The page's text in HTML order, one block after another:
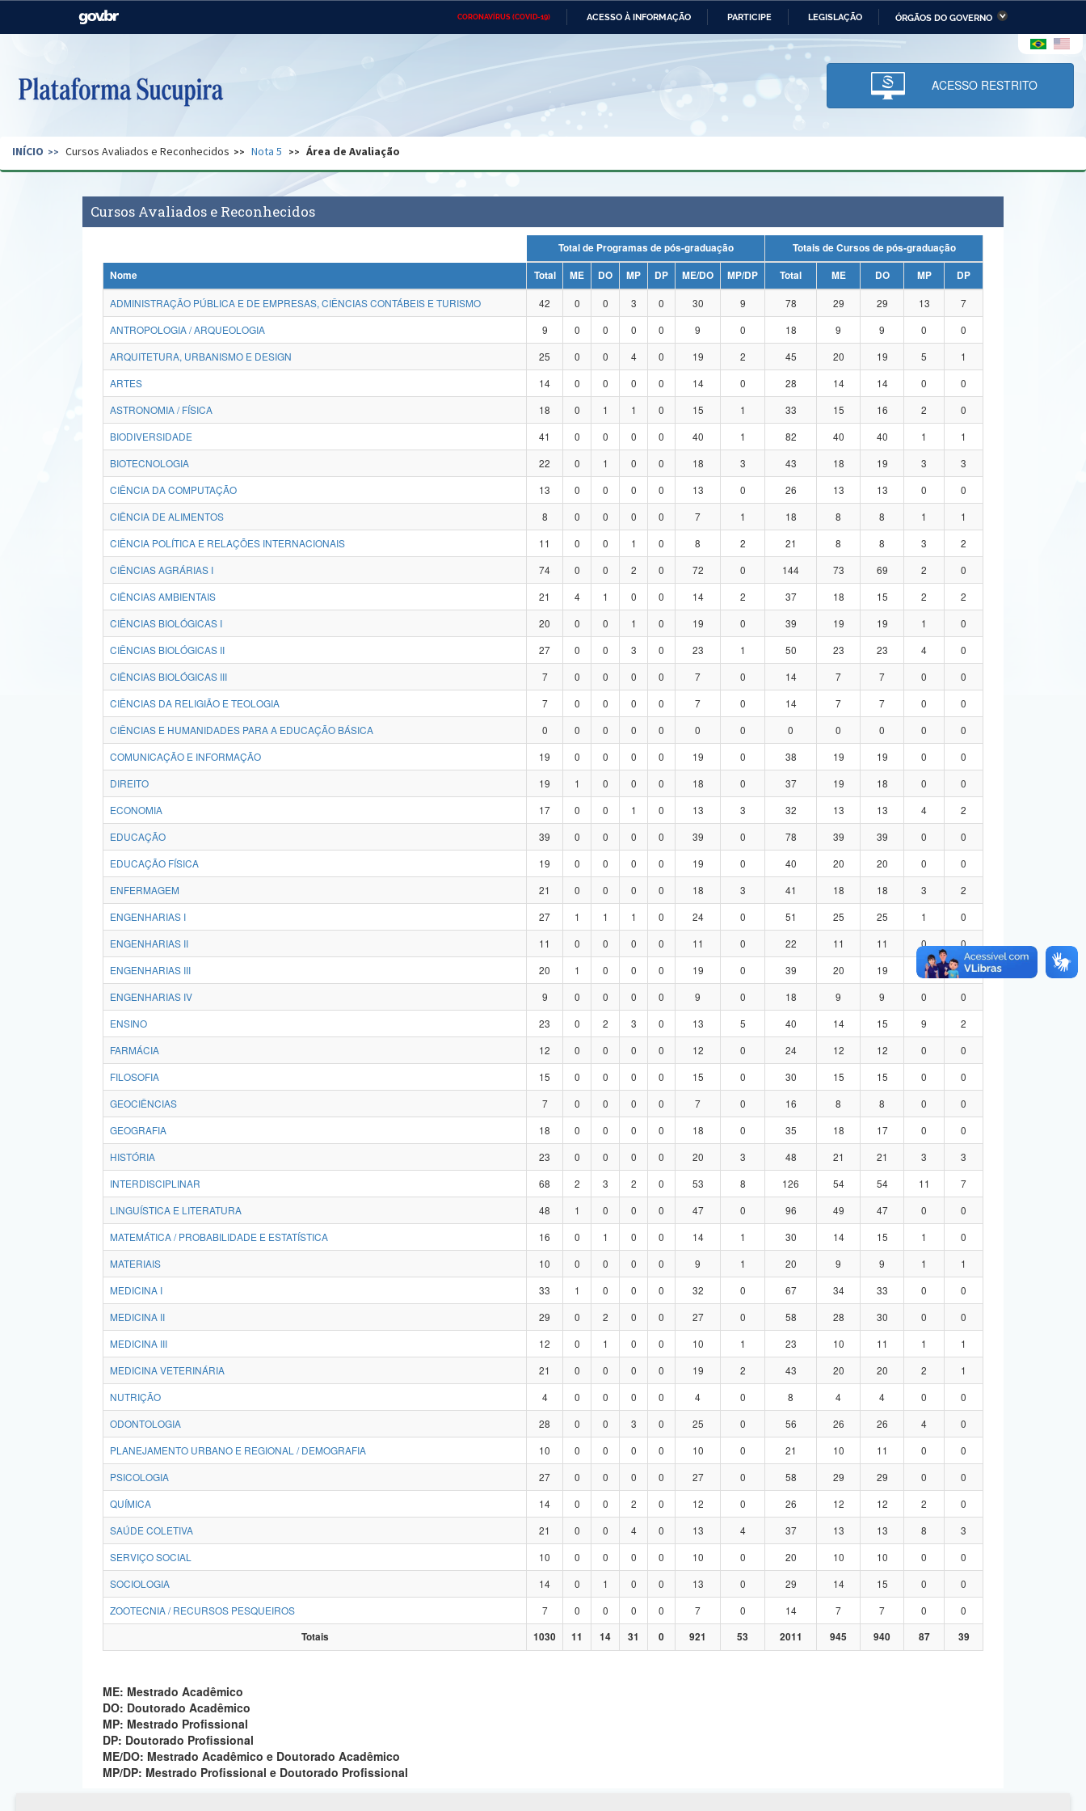
CORONAVÍRUS (COVID-19) ACESSO À INFORMAÇÃO PARTICIPE LEGISLAÇÃO ÓRGÃOS DO GOVERNO
Casa Civil Ministério das Relações Ministério da Economia Ministério da Infraestrutura
Pecuária e Abastecimento
Ministério da Ciência,
Tecnologia, Inovações e
Comunicações
Ministério do Desenvolvimento
Regional e dos Direitos Humanos
Secretaria de Governo Gabinete de Segurança Advocacia-Geral da União Banco Central do Brasil Planalto
ACESSO RESTRITO
INÍCIO Cursos Avaliados e Reconhecidos Nota 5 Área de Avaliação
Cursos Avaliados e Reconhecidos
Total de Programas de pós-graduação
Totais de Cursos de pós-graduação
Nome
Total ME DO MP DP ME/DO MP/DP Total ME DO MP
DP
ADMINISTRAÇÃO PÚBLICA E DE EMPRESAS, CIÊNCIAS CONTÁBEIS E TURISMO
42 0 0 3 0 30 9 78 29 29 13
7
ANTROPOLOGIA / ARQUEOLOGIA
9 0 0 0 0 9 0 18 9 9 0
0
ARQUITETURA, URBANISMO E DESIGN
25 0 0 4 0 19 2 45 20 19 5
1
ARTES
14 0 0 0 0 14 0 28 14 14 0
0
ASTRONOMIA / FÍSICA
18 0 1 1 0 15 1 33 15 16 2
0
BIODIVERSIDADE
41 0 0 0 0 40 1 82 40 40 1
1
BIOTECNOLOGIA
22 0 1 0 0 18 3 43 18 19 3
3
CIÊNCIA DA COMPUTAÇÃO
13 0 0 0 0 13 0 26 13 13 0
0
CIÊNCIA DE ALIMENTOS
8 0 0 0 0 7 1 18 8 8 1
1
CIÊNCIA POLÍTICA E RELAÇÕES INTERNACIONAIS
11 0 0 1 0 8 2 21 8 8 3
2
CIÊNCIAS AGRÁRIAS I
74 0 0 2 0 72 0 144 73 69 2
0
CIÊNCIAS AMBIENTAIS
21 4 1 0 0 14 2 37 18 15 2
2
CIÊNCIAS BIOLÓGICAS I
20 0 0 1 0 19 0 39 19 19 1
0
CIÊNCIAS BIOLÓGICAS II
27 0 0 3 0 23 1 50 23 23 4
0
CIÊNCIAS BIOLÓGICAS III
7 0 0 0 0 7 0 14 7 7 0
0
CIÊNCIAS DA RELIGIÃO E TEOLOGIA
7 0 0 0 0 7 0 14 7 7 0
0
CIÊNCIAS E HUMANIDADES PARA A EDUCAÇÃO BÁSICA
0 0 0 0 0 0 0 0 0 0 0
0
COMUNICAÇÃO E INFORMAÇÃO
19 0 0 0 0 19 0 38 19 19 0
0
DIREITO
19 1 0 0 0 18 0 37 19 18 0
0
ECONOMIA
17 0 0 1 0 13 3 32 13 13 4
2
EDUCAÇÃO
39 0 0 0 0 39 0 78 39 39 0
0
EDUCAÇÃO FÍSICA
19 0 0 0 0 19 0 40 20 20 0
0
ENFERMAGEM
21 0 0 0 0 18 3 41 18 18 3
2
ENGENHARIAS I
27 1 1 1 0 24 0 51 25 25 1
0
ENGENHARIAS II
11 0 0 0 0 11 0 22 11 11 0
0
ENGENHARIAS III
20 1 0 0 0 19 0 39 20 19 0
0
ENGENHARIAS IV
9 0 0 0 0 9 0 18 9 9 0
0
ENSINO
23 0 2 3 0 13 5 40 14 15 9
2
FARMÁCIA
12 0 0 0 0 12 0 24 12 12 0
0
FILOSOFIA
15 0 0 0 0 15 0 30 15 15 0
0
GEOCIÊNCIAS
7 0 0 0 0 7 0 16 8 8 0
0
GEOGRAFIA
18 0 0 0 0 18 0 35 18 17 0
0
HISTÓRIA
23 0 0 0 0 20 3 48 21 21 3
3
INTERDISCIPLINAR
68 2 3 2 0 53 8 126 54 54 11
7
LINGUÍSTICA E LITERATURA
48 1 0 0 0 47 0 96 49 47 0
0
MATEMÁTICA / PROBABILIDADE E ESTATÍSTICA
16 0 1 0 0 14 1 30 14 15 1
0
MATERIAIS
10 0 0 0 0 9 1 20 9 9 1
1
MEDICINA I
33 1 0 0 0 32 0 67 34 33 0
0
MEDICINA II
29 0 2 0 0 27 0 58 28 30 0
0
MEDICINA III
12 0 1 0 0 10 1 23 10 11 1
1
MEDICINA VETERINÁRIA
21 0 0 0 0 19 2 43 20 20 2
1
NUTRIÇÃO
4 0 0 0 0 4 0 8 4 4 0
0
ODONTOLOGIA
28 0 0 3 0 25 0 56 26 26 4
0
PLANEJAMENTO URBANO E REGIONAL / DEMOGRAFIA
10 0 0 0 0 10 0 21 10 11 0
0
PSICOLOGIA
27 0 0 0 0 27 0 58 29 29 0
0
QUÍMICA
14 0 0 2 0 12 0 26 12 12 2
0
SAÚDE COLETIVA
21 0 0 4 0 13 4 37 13 13 8
3
SERVIÇO SOCIAL
10 0 0 0 0 10 0 20 10 10 0
0
SOCIOLOGIA
14 0 1 0 0 13 0 29 14 15 0
0
ZOOTECNIA / RECURSOS PESQUEIROS
7 0 0 0 0 7 0 14 7 7 0
0
Totais
1030 11 14 31 0 921 53 2011 945 940 87 39
ME: Mestrado Acadêmico
DO: Doutorado Acadêmico
MP: Mestrado Profissional
DP: Doutorado Profissional
ME/DO: Mestrado Acadêmico e Doutorado Acadêmico
MP/DP: Mestrado Profissional e Doutorado Profissional